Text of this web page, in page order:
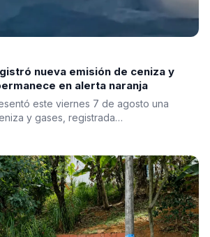
nueva emisión de ceniza y
en alerta naranja
este viernes 7 de agosto una
y gases, registrada…